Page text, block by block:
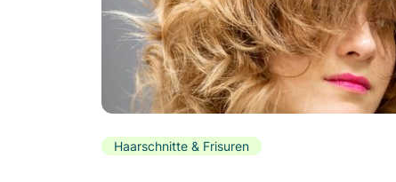
Haarschnitte & Frisuren